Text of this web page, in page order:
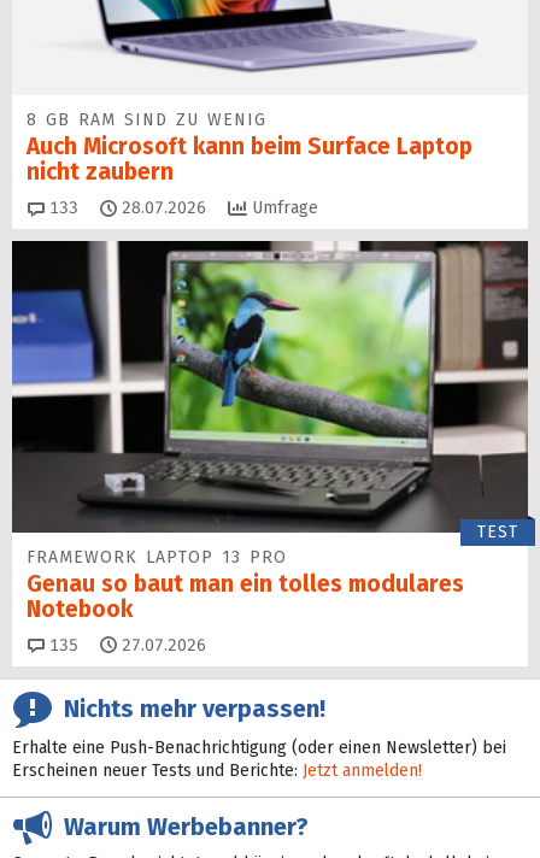
8 GB RAM SIND ZU WENIG
Auch Microsoft kann beim Surface Laptop
nicht zaubern
133 Kommentare
28.07.2026 Umfrage
TEST
FRAMEWORK LAPTOP 13 PRO
Genau so baut man ein tolles modulares
Notebook
135 Kommentare
27.07.2026
Nichts mehr verpassen!
Erhalte eine Push-Benachrichtigung (oder einen Newsletter) bei
Erscheinen neuer Tests und Berichte: Jetzt anmelden!
Warum Werbebanner?